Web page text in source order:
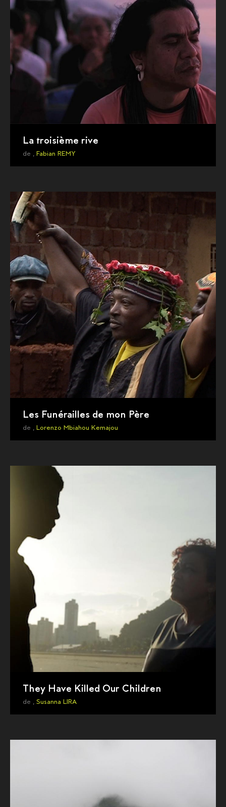
La troisième rive
de , Fabian REMY
Les Funérailles de mon Père
de , Lorenzo Mbiahou Kemajou
They Have Killed Our Children
de , Susanna LIRA